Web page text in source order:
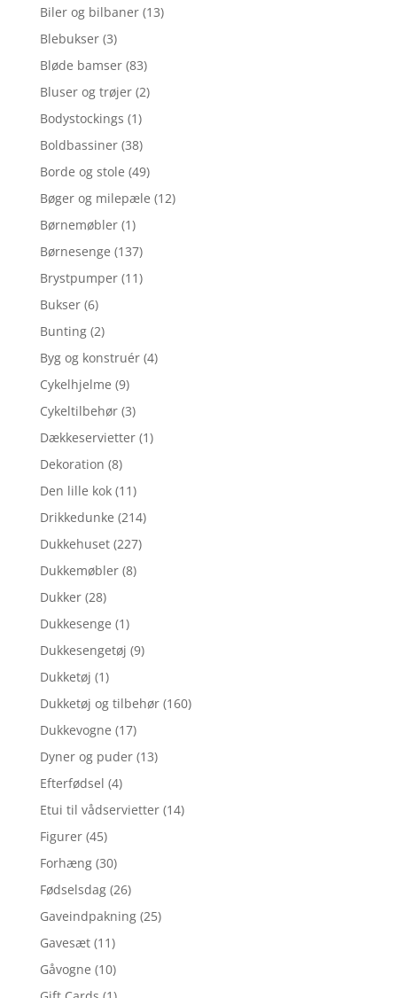
Biler og bilbaner (13)
Blebukser (3)
Bløde bamser (83)
Bluser og trøjer (2)
Bodystockings (1)
Boldbassiner (38)
Borde og stole (49)
Bøger og milepæle (12)
Børnemøbler (1)
Børnesenge (137)
Brystpumper (11)
Bukser (6)
Bunting (2)
Byg og konstruér (4)
Cykelhjelme (9)
Cykeltilbehør (3)
Dækkeservietter (1)
Dekoration (8)
Den lille kok (11)
Drikkedunke (214)
Dukkehuset (227)
Dukkemøbler (8)
Dukker (28)
Dukkesenge (1)
Dukkesengetøj (9)
Dukketøj (1)
Dukketøj og tilbehør (160)
Dukkevogne (17)
Dyner og puder (13)
Efterfødsel (4)
Etui til vådservietter (14)
Figurer (45)
Forhæng (30)
Fødselsdag (26)
Gaveindpakning (25)
Gavesæt (11)
Gåvogne (10)